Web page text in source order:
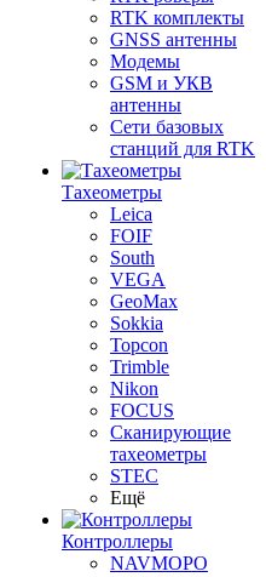
RTK комплекты
GNSS антенны
Модемы
GSM и УКВ
антенны
Сети базовых
станций для RTK
Тахеометры
Leica
FOIF
South
VEGA
GeoMax
Sokkia
Topcon
Trimble
Nikon
FOCUS
Сканирующие
тахеометры
STEC
Ещё
Контроллеры
NAVMOPO